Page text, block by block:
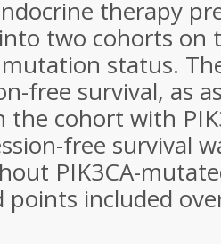
therapy
two cohorts on
status.
free survival, as
the cohort with
free survival
PIK3CA-
points included